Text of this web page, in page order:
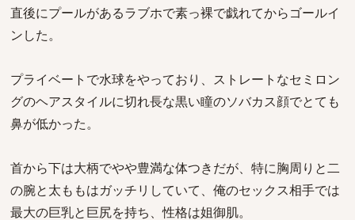
直後にプールがあるラブホで素っ裸で戯れてからゴールイ
ンした。
プライベートで水球をやっており、ストレートなセミロン
グのヘアスタイルに切れ長な黒い瞳のソバカス顔でとても
鼻が低かった。
首から下は大柄でやや豊満な体つきだが、特に胸周りと二
の腕と太ももはガッチリしていて、俺のセックス相手では
最大の巨乳と巨尻を持ち、性格は姐御肌。